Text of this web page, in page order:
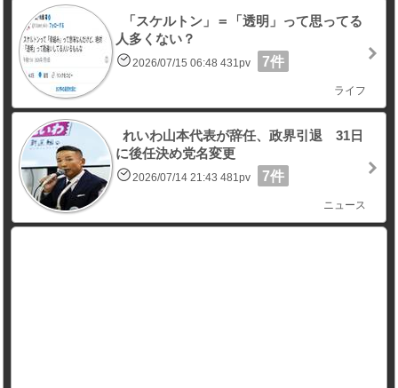
「スケルトン」＝「透明」って思ってる
人多くない？
2026/07/15 06:48 431pv 7件
ライフ
れいわ山本代表が辞任、政界引退 31日
に後任決め党名変更
2026/07/14 21:43 481pv 7件
ニュース